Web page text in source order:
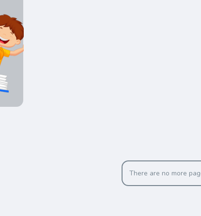
There are no more